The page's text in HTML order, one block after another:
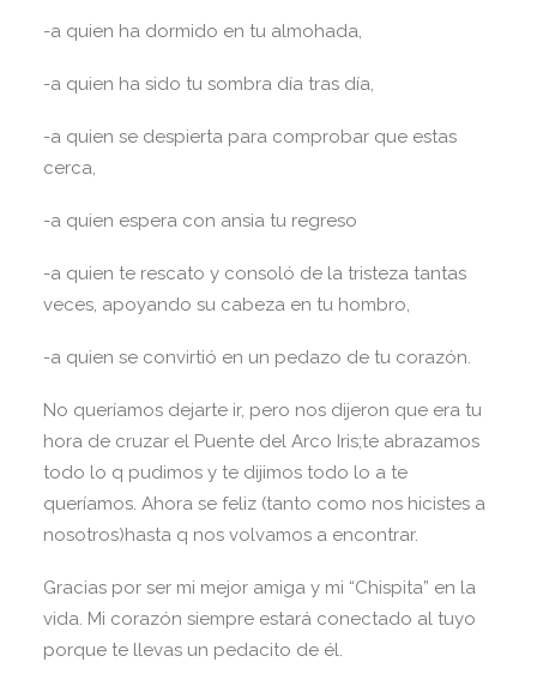
-a quien ha dormido en tu almohada,
-a quien ha sido tu sombra día tras día,
-a quien se despierta para comprobar que estas
cerca,
-a quien espera con ansia tu regreso
-a quien te rescato y consoló de la tristeza tantas
veces, apoyando su cabeza en tu hombro,
-a quien se convirtió en un pedazo de tu corazón.
No queríamos dejarte ir, pero nos dijeron que era tu
hora de cruzar el Puente del Arco Iris;te abrazamos
todo lo q pudimos y te dijimos todo lo a te
queríamos. Ahora se feliz (tanto como nos hicistes a
nosotros)hasta q nos volvamos a encontrar.
Gracias por ser mi mejor amiga y mi “Chispita” en la
vida. Mi corazón siempre estará conectado al tuyo
porque te llevas un pedacito de él.